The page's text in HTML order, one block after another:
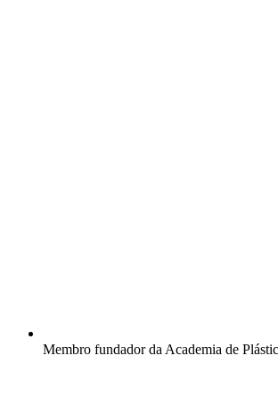
Membro fundador da Academia de